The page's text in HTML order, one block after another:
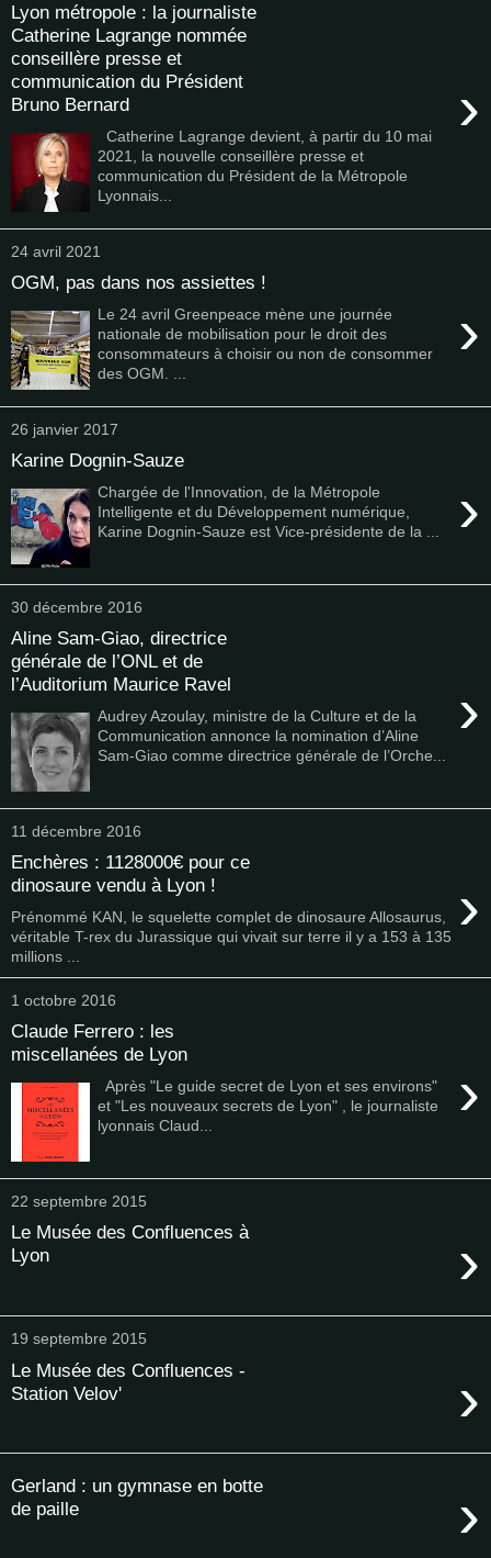
Lyon métropole : la journaliste
Catherine Lagrange nommée
conseillère presse et
communication du Président
Bruno Bernard
›
Catherine Lagrange devient, à partir du 10 mai
2021, la nouvelle conseillère presse et
communication du Président de la Métropole
Lyonnais...
24 avril 2021
OGM, pas dans nos assiettes !
›
Le 24 avril Greenpeace mène une journée
nationale de mobilisation pour le droit des
consommateurs à choisir ou non de consommer
des OGM. ...
26 janvier 2017
Karine Dognin-Sauze
›
Chargée de l'Innovation, de la Métropole
Intelligente et du Développement numérique,
Karine Dognin-Sauze est Vice-présidente de la ...
30 décembre 2016
Aline Sam-Giao, directrice
générale de l’ONL et de
l’Auditorium Maurice Ravel
›
Audrey Azoulay, ministre de la Culture et de la
Communication annonce la nomination d’Aline
Sam-Giao comme directrice générale de l’Orche...
11 décembre 2016
Enchères : 1128000€ pour ce
dinosaure vendu à Lyon !
›
Prénommé KAN, le squelette complet de dinosaure Allosaurus,
véritable T-rex du Jurassique qui vivait sur terre il y a 153 à 135
millions ...
1 octobre 2016
Claude Ferrero : les
miscellanées de Lyon
›
Après "Le guide secret de Lyon et ses environs"
et "Les nouveaux secrets de Lyon" , le journaliste
lyonnais Claud...
22 septembre 2015
Le Musée des Confluences à
Lyon
›
19 septembre 2015
Le Musée des Confluences -
Station Velov'
›
Gerland : un gymnase en botte
de paille
›